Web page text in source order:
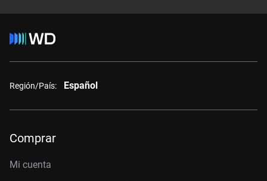
Región/País: Español
Comprar
Mi cuenta